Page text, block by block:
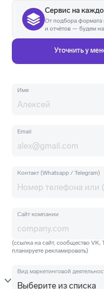
Сервис на
От подбора формата
и отчётов — будем
Уточнить у
Имя
Сайт компании
(ссылка на сайт, сообщество
планируете рекламировать)
Email
Контакт (Whatsapp / Telegram)
Вид маркетинговой